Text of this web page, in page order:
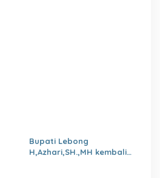
Bupati Lebong
H,Azhari,SH.,MH kembali